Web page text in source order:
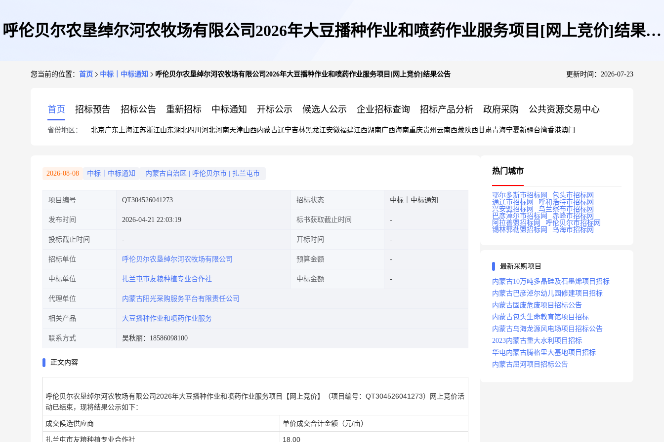
呼伦贝尔农垦绰尔河农牧场有限公司2026年大豆播种作业和喷药作业服务项目[网上竞价]结果公
您当前的位置： 首页 中标｜中标通知 呼伦贝尔农垦绰尔河农牧场有限公司2026年大豆播种作业和喷药作业服务项目[网上竞价]结果公告 更新时间：2026-07-23
首页 招标预告 招标公告 重新招标 中标通知 开标公示 候选人公示 企业招标查询 招标产品分析 政府采购 公共资源交易中心
省份地区： 北京广东 上海江苏浙江山东湖北四川 河北河南天津山西内蒙古辽宁吉林黑龙江安徽福建江西湖南广西海南重庆贵州 云南西藏陕西甘肃青海宁夏新疆台湾香港澳门
2026-08-08 中标｜中标通知 内蒙古自治区 呼伦贝尔市 扎兰屯市
项目编号 QT304526041273 招标状态 中标｜中标通知
发布时间 2026-04-21 22:03:19 标书获取截止时间
投标截止时间 开标时间
招标单位 呼伦贝尔农垦绰尔河农牧场有限公司 预算金额
中标单位 扎兰屯市友粮种植专业合作社 中标金额
代理单位 内蒙古阳光采购服务平台有限责任公司
相关产品 大豆播种作业和喷药作业服务
联系方式 吴秋丽：18586098100
正文内容
呼伦贝尔农垦绰尔河农牧场有限公司2026年大豆播种作业和喷药作业服务项目【网上竞价】（项目编号：QT304526041273）网上竞价活
动已结束，现将结果公示如下：
成交候选供应商 单价成交合计金额（元/亩）
扎兰屯市友粮种植专业合作社 18.00
热门城市
鄂尔多斯市招标网
包头市招标网
通辽市招标网
呼和浩特市招标网
兴安盟招标网
乌兰察布市招标网
巴彦淖尔市招标网
赤峰市招标网
阿拉善盟招标网
呼伦贝尔市招标网
锡林郭勒盟招标网
乌海市招标网
最新采购项目
内蒙古10万吨多晶硅及石墨烯项目招标
内蒙古巴彦淖尔幼儿园修建项目招标
内蒙古固废危废项目招标公告
内蒙古包头生命教育馆项目招标
内蒙古乌海龙源风电场项目招标公告
2023内蒙古重大水利项目招标
华电内蒙古腾格里大基地项目招标
内蒙古屈河项目招标公告